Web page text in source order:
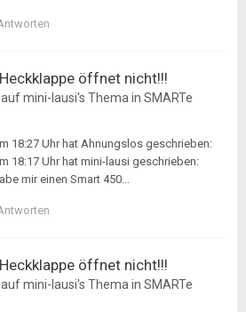
öffnet nicht!!!
mini-lausi's Thema in SMARTe
18:27 Uhr hat Ahnungslos geschrieben:
18:17 Uhr hat mini-lausi geschrieben:
mir einen Smart 450...
öffnet nicht!!!
mini-lausi's Thema in SMARTe